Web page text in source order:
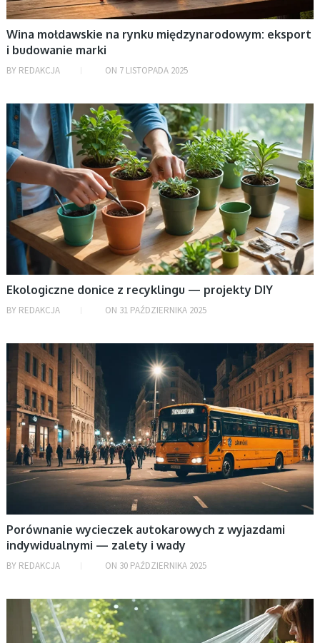
Wina mołdawskie na rynku międzynarodowym: eksport
i budowanie marki
BY REDAKCJA ON 7 LISTOPADA 2025
BEZ KATEGORII
Ekologiczne donice z recyklingu — projekty DIY
BY REDAKCJA ON 31 PAŹDZIERNIKA 2025
BEZ KATEGORII
Porównanie wycieczek autokarowych z wyjazdami
indywidualnymi — zalety i wady
BY REDAKCJA ON 30 PAŹDZIERNIKA 2025
BEZ KATEGORII